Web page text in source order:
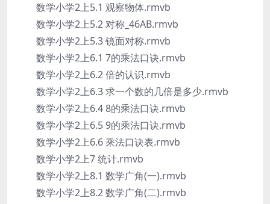
数学小学2上5.1 观察物体.rmvb
数学小学2上5.2 对称_46AB.rmvb
数学小学2上5.3 镜面对称.rmvb
数学小学2上6.1 7的乘法口诀.rmvb
数学小学2上6.2 倍的认识.rmvb
数学小学2上6.3 求一个数的几倍是多少.rmvb
数学小学2上6.4 8的乘法口诀.rmvb
数学小学2上6.5 9的乘法口诀.rmvb
数学小学2上6.6 乘法口诀表.rmvb
数学小学2上7 统计.rmvb
数学小学2上8.1 数学广角(一).rmvb
数学小学2上8.2 数学广角(二).rmvb